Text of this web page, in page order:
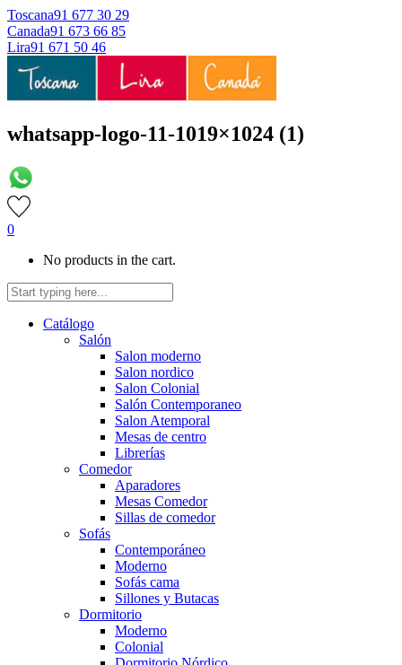
Toscana91 677 30 29
Canada91 673 66 85
Lira91 671 50 46
whatsapp-logo-11-1019×1024 (1)
0
No products in the cart.
Catálogo
Salón
Salon moderno
Salon nordico
Salon Colonial
Salón Contemporaneo
Salon Atemporal
Mesas de centro
Librerías
Comedor
Aparadores
Mesas Comedor
Sillas de comedor
Sofás
Contemporáneo
Moderno
Sofás cama
Sillones y Butacas
Dormitorio
Moderno
Colonial